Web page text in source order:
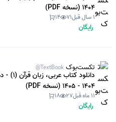
1404 (نسخه PDF)
1 سال قبل 71
14
رایگان
تکست‌بوک @TextBook
دانلود کتاب عربی،
1404 - 1405 (نسخه PDF)
11 ماه قبل 27
18
رایگان